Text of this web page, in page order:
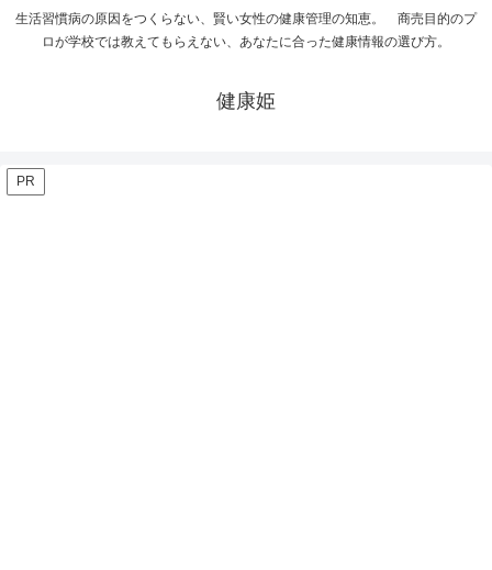
生活習慣病の原因をつくらない、賢い女性の健康管理の知恵。 商売目的のプ
ロが学校では教えてもらえない、あなたに合った健康情報の選び方。
健康姫
PR